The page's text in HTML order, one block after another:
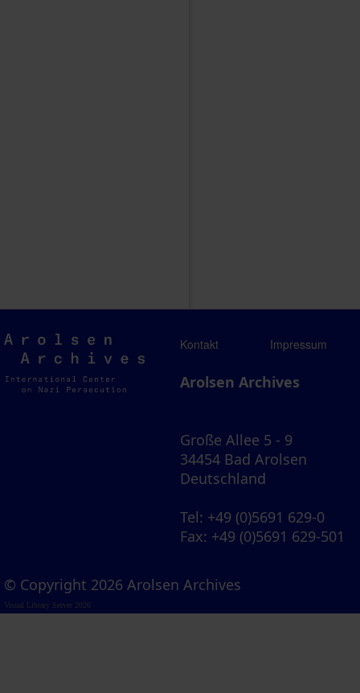
Arolsen
Archives
Kontakt Impressum
Arolsen Archives
Große Allee 5 - 9
34454 Bad Arolsen
Deutschland
Tel: +49 (0)5691 629-0
Fax: +49 (0)5691 629-501
© Copyright 2026 Arolsen Archives
Visual Library Server 2026